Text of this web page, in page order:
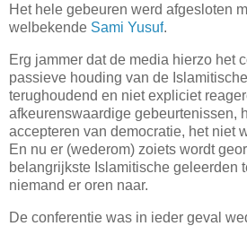
Het hele gebeuren werd afgesloten
welbekende Sami Yusuf.
Erg jammer dat de media hierzo het
passieve houding van de
terughoudend en niet expliciet
afkeurenswaardige gebeurtenissen,
accepteren van democratie, het niet
En nu er (wederom) zoiets wordt
belangrijkste Islamitische geleerden
niemand er oren naar.
De conferentie was in ieder geval